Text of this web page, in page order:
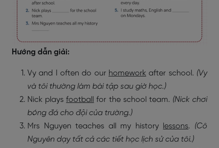
Hướng dẫn giải:
Vy and I often do our homework after school. (Vy
và tôi thường làm bài tập sau giờ học.)
Nick playsfootball for the school team. (Nick chơi
bóng đá cho đội của trường.)
Mrs Nguyen teaches all my history
lessons. (Cô
Nguyên dạy tất cả các tiết học lịch sử của tôi.)